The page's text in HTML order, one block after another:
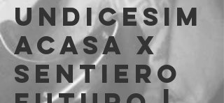
UNDICESIM
ACASA x
SENTIERO